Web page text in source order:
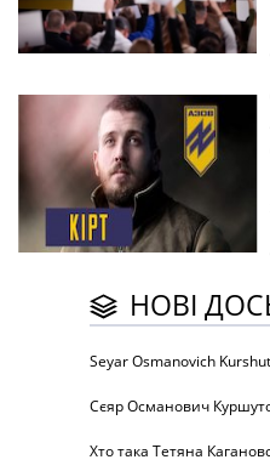
НОВІ
Seyar Osmanovich
Сєяр Османович
Хто така Тетяна